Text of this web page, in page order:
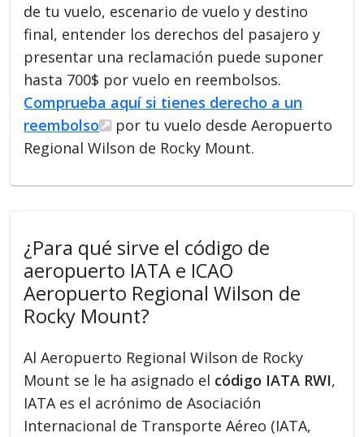
de tu vuelo, escenario de vuelo y destino
final, entender los derechos del pasajero y
presentar una reclamación puede suponer
hasta 700$ por vuelo en reembolsos.
Comprueba aquí si tienes derecho a un
reembolso
por tu vuelo desde Aeropuerto
Regional Wilson de Rocky Mount.
¿Para qué sirve el código de
aeropuerto IATA e ICAO
Aeropuerto Regional Wilson de
Rocky Mount?
Al Aeropuerto Regional Wilson de Rocky
Mount se le ha asignado el código IATA RWI,
IATA es el acrónimo de Asociación
Internacional de Transporte Aéreo (IATA,